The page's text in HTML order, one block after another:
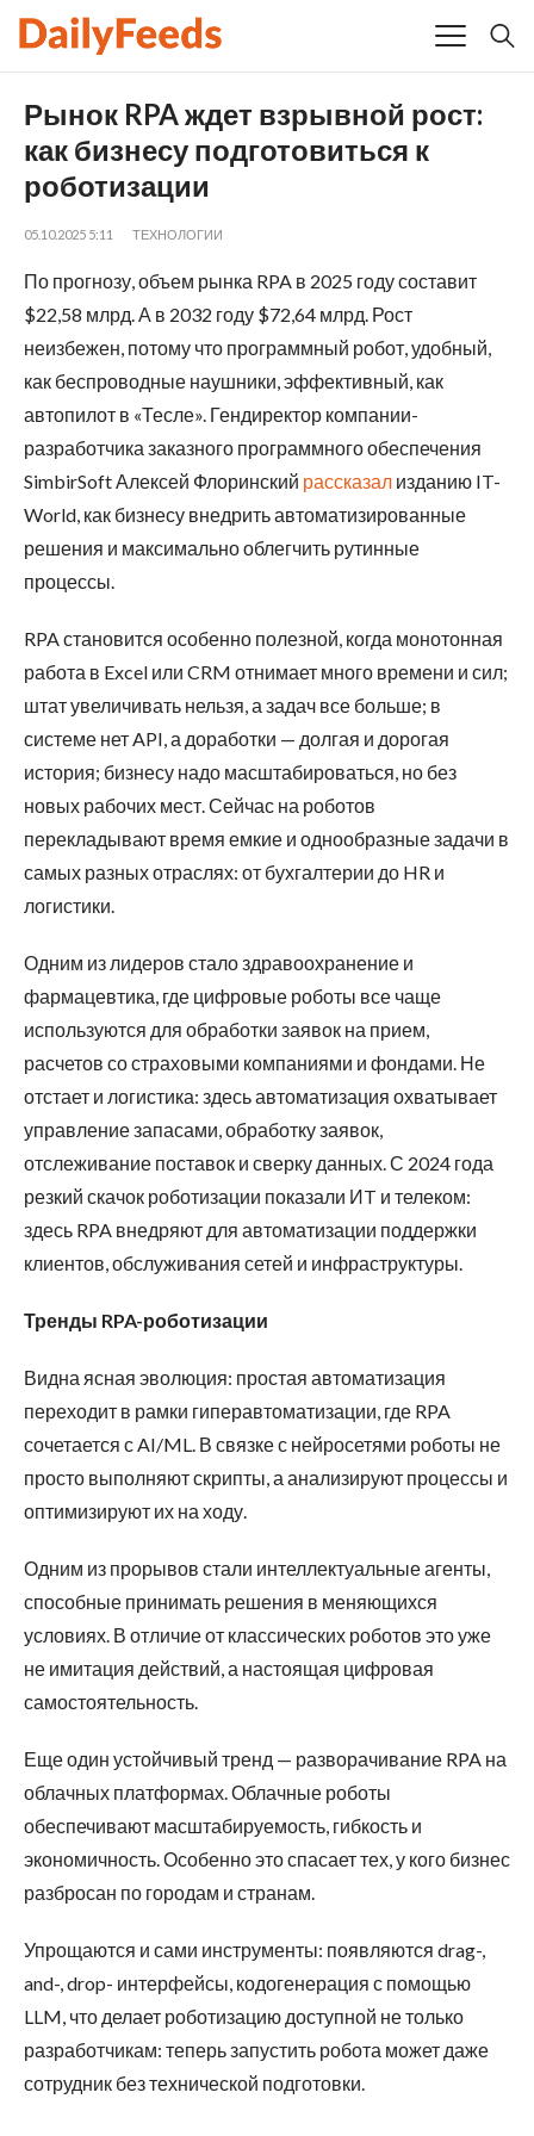
Рынок RPA ждет взрывной рост:
как бизнесу подготовиться к
роботизации
05.10.2025 5:11 ТЕХНОЛОГИИ
По прогнозу, объем рынка RPA в 2025 году составит
$22,58 млрд. А в 2032 году $72,64 млрд. Рост
неизбежен, потому что программный робот, удобный,
как беспроводные наушники, эффективный, как
автопилот в «Тесле». Гендиректор компании-
разработчика заказного программного обеспечения
SimbirSoft Алексей Флоринский рассказал изданию IT-
World, как бизнесу внедрить автоматизированные
решения и максимально облегчить рутинные
процессы.
RPA становится особенно полезной, когда монотонная
работа в Excel или CRM отнимает много времени и сил;
штат увеличивать нельзя, а задач все больше; в
системе нет API, а доработки — долгая и дорогая
история; бизнесу надо масштабироваться, но без
новых рабочих мест. Сейчас на роботов
перекладывают время емкие и однообразные задачи в
самых разных отраслях: от бухгалтерии до HR и
логистики.
Одним из лидеров стало здравоохранение и
фармацевтика, где цифровые роботы все чаще
используются для обработки заявок на прием,
расчетов со страховыми компаниями и фондами. Не
отстает и логистика: здесь автоматизация охватывает
управление запасами, обработку заявок,
отслеживание поставок и сверку данных. С 2024 года
резкий скачок роботизации показали ИT и телеком:
здесь RPA внедряют для автоматизации поддержки
клиентов, обслуживания сетей и инфраструктуры.
Тренды RPA-роботизации
Видна ясная эволюция: простая автоматизация
переходит в рамки гиперавтоматизации, где RPA
сочетается с AI/ML. В связке с нейросетями роботы не
просто выполняют скрипты, а анализируют процессы и
оптимизируют их на ходу.
Одним из прорывов стали интеллектуальные агенты,
способные принимать решения в меняющихся
условиях. В отличие от классических роботов это уже
не имитация действий, а настоящая цифровая
самостоятельность.
Еще один устойчивый тренд — разворачивание RPA на
облачных платформах. Облачные роботы
обеспечивают масштабируемость, гибкость и
экономичность. Особенно это спасает тех, у кого бизнес
разбросан по городам и странам.
Упрощаются и сами инструменты: появляются drag-,
and-, drop- интерфейсы, кодогенерация с помощью
LLM, что делает роботизацию доступной не только
разработчикам: теперь запустить робота может даже
сотрудник без технической подготовки.